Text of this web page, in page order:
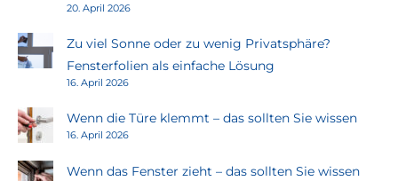
20. April 2026
Zu viel Sonne oder zu wenig Privatsphäre?
Fensterfolien als einfache Lösung
16. April 2026
Wenn die Türe klemmt – das sollten Sie wissen
16. April 2026
Wenn das Fenster zieht – das sollten Sie wissen